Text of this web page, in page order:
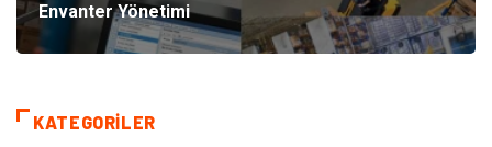
Envanter Yönetimi
KATEGORILER